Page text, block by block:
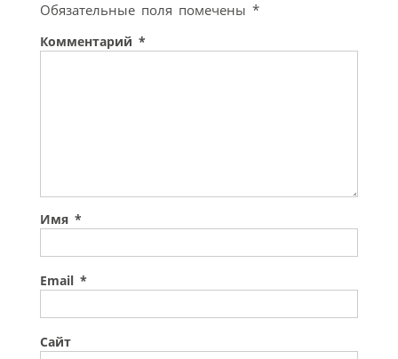
Обязательные поля помечены *
Комментарий *
Имя *
Email *
Сайт